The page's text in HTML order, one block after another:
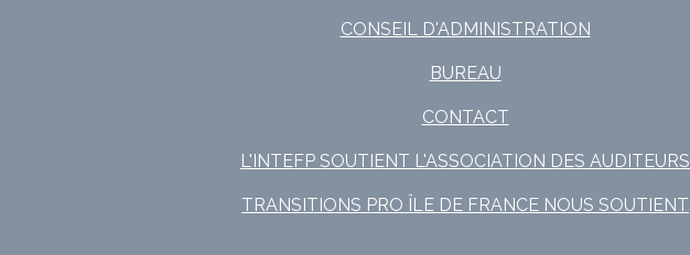
CONSEIL D'ADMINISTRATION
BUREAU
CONTACT
L'INTEFP SOUTIENT L'ASSOCIATION DES AUDITEURS
TRANSITIONS PRO ÎLE DE FRANCE NOUS SOUTIENT